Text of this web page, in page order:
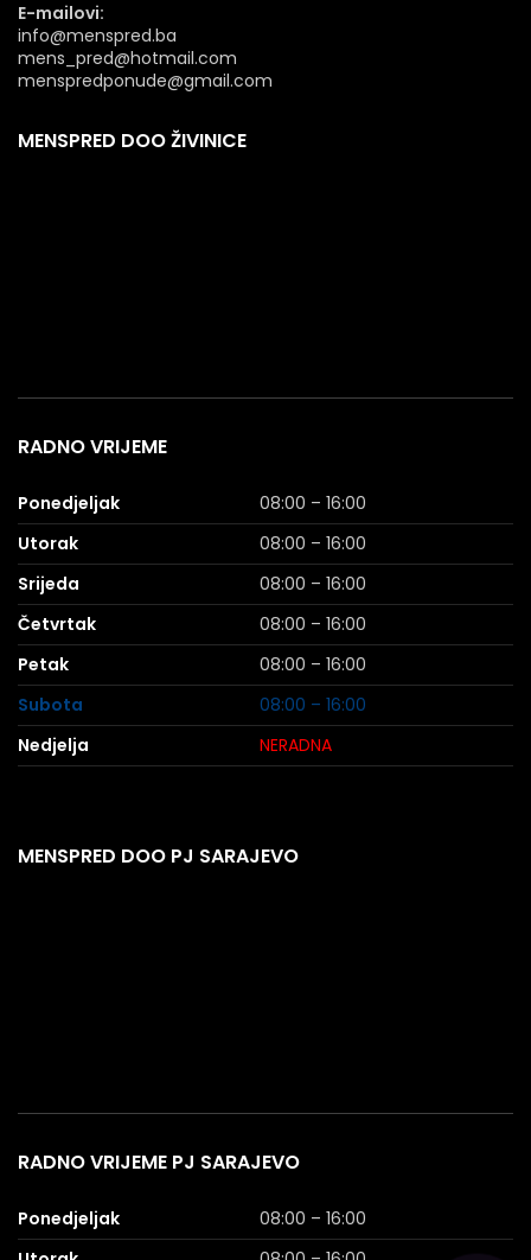
E-mailovi:
info@menspred.ba
mens_pred@hotmail.com
menspredponude@gmail.com
MENSPRED DOO ŽIVINICE
RADNO VRIJEME
Ponedjeljak
08:00 – 16:00
Utorak
08:00 – 16:00
Srijeda
08:00 – 16:00
Četvrtak
08:00 – 16:00
Petak
08:00 – 16:00
Subota
08:00 – 16:00
Nedjelja
NERADNA
MENSPRED DOO PJ SARAJEVO
RADNO VRIJEME PJ SARAJEVO
Ponedjeljak
08:00 – 16:00